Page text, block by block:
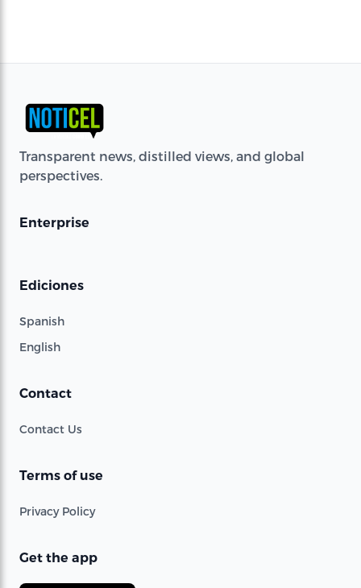
Transparent news, distilled views, and global
perspectives.
Enterprise
Ediciones
Spanish
English
Contact
Contact Us
Terms of use
Privacy Policy
Get the app